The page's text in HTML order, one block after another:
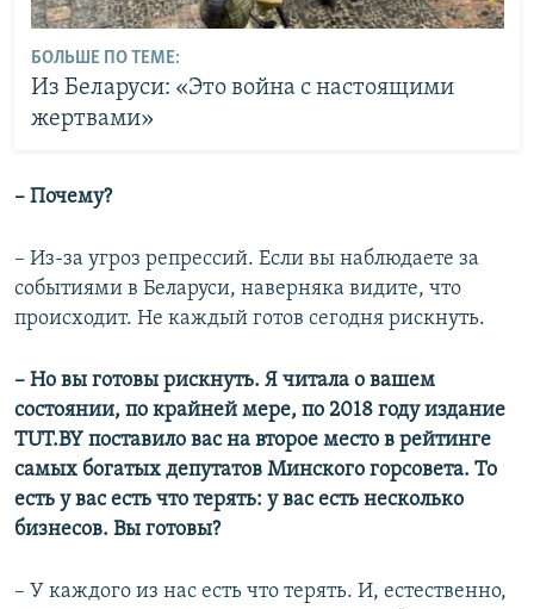
БОЛЬШЕ ПО ТЕМЕ:
Из Беларуси: «Это война с настоящими
жертвами»
– Почему?
– Из-за угроз репрессий. Если вы наблюдаете за
событиями в Беларуси, наверняка видите, что
происходит. Не каждый готов сегодня рискнуть.
– Но вы готовы рискнуть. Я читала о вашем
состоянии, по крайней мере, по 2018 году издание
TUT.BY поставило вас на второе место в рейтинге
самых богатых депутатов Минского горсовета. То
есть у вас есть что терять: у вас есть несколько
бизнесов. Вы готовы?
– У каждого из нас есть что терять. И, естественно,